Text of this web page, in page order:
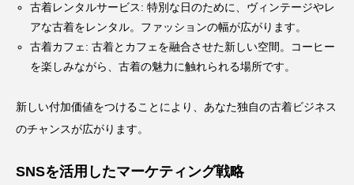
古着レンタルサービス: 特別な日のために、ヴィンテージやレ
アな古着をレンタル。ファッションの幅が広がります。
古着カフェ: 古着とカフェを融合させた新しい空間。コーヒー
を楽しみながら、古着の魅力に触れられる場所です。
新しい付加価値をつけることにより、あなた独自の古着ビジネス
のチャンスが広がります。
SNSを活用したマーケティング戦略